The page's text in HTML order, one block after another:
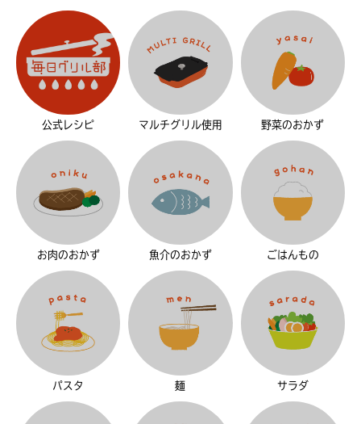
公式レシピ マルチグリル使用 野菜のおかず
お肉のおかず 魚介のおかず ごはんもの
パスタ 麺 サラダ